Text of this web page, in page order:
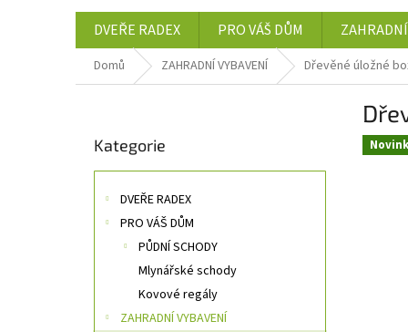
DVEŘE RADEX PRO VÁŠ DŮM
Domů ZAHRADNÍ VYBAVENÍ Dřevěné úložné
kategorie
Kategorie
DVEŘE RADEX
PRO VÁŠ DŮM
PŮDNÍ SCHODY
Mlynářské schody
Kovové regály
ZAHRADNÍ VYBAVENÍ